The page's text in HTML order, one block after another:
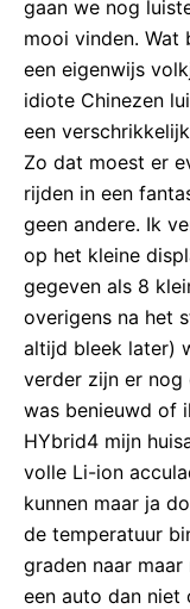
gaan we nog
mooi vinden. Wat
een eigenwijs
idiote Chinezen
een
Zo dat moest er
rijden in een
geen andere. Ik
op het kleine
gegeven als 8
overigens na het
altijd bleek later)
verder zijn er
was benieuwd of
HYbrid4 mijn
volle Li-ion
kunnen maar ja
de temperatuur
graden naar
een auto dan niet